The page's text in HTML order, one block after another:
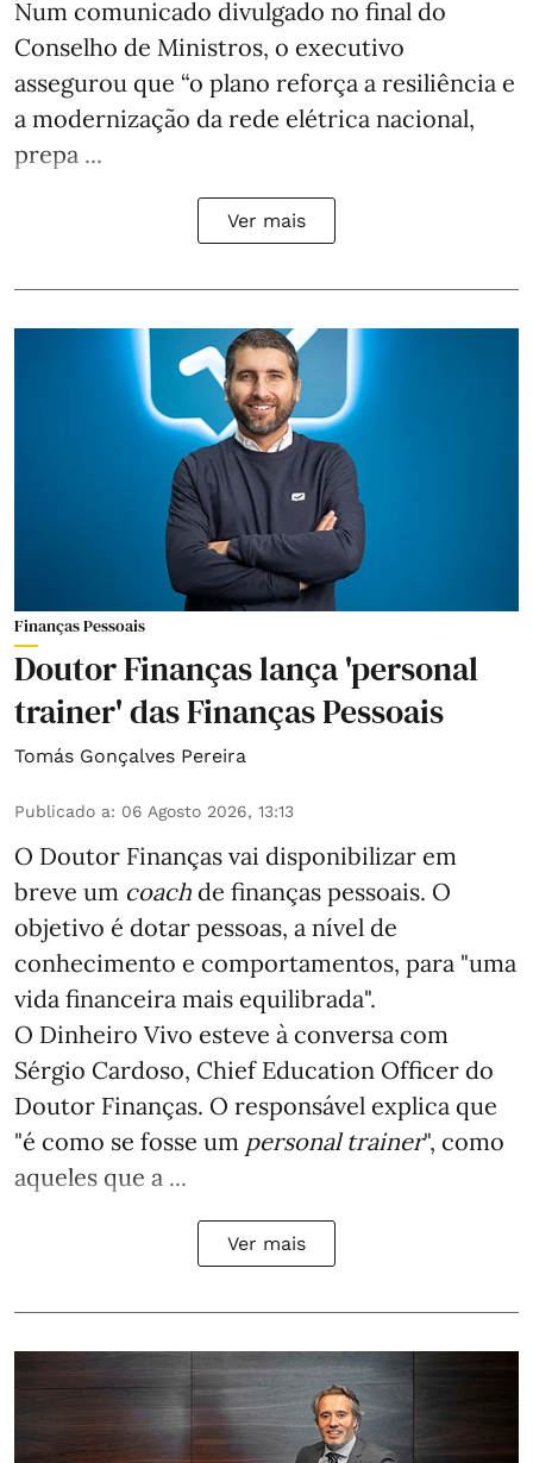
Num comunicado divulgado no final do
Conselho de Ministros, o executivo
assegurou que “o plano reforça a resiliência e
a modernização da rede elétrica nacional,
prepa ...
Ver mais
Finanças Pessoais
Doutor Finanças lança 'personal
trainer' das Finanças Pessoais
Tomás Gonçalves Pereira
Publicado a: 06 Agosto 2026, 13:13
O Doutor Finanças vai disponibilizar em
breve um coach de finanças pessoais. O
objetivo é dotar pessoas, a nível de
conhecimento e comportamentos, para "uma
vida financeira mais equilibrada".
O Dinheiro Vivo esteve à conversa com
Sérgio Cardoso, Chief Education Officer do
Doutor Finanças. O responsável explica que
"é como se fosse um personal trainer", como
aqueles que a ...
Ver mais